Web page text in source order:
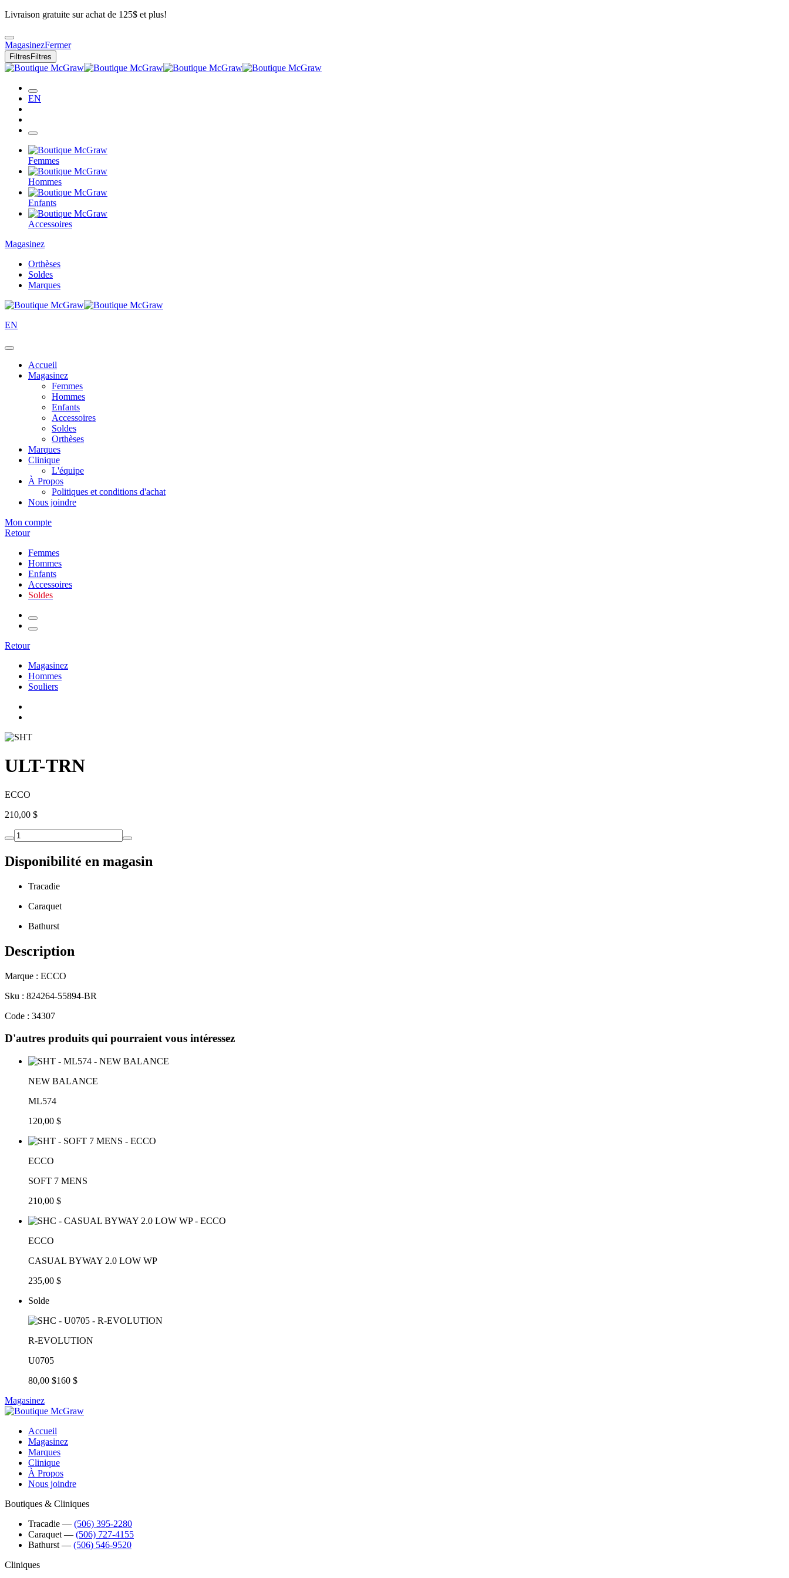
Livraison gratuite sur achat de 125$ et plus!
MagasinezFermer
Filtres Filtres
EN
Femmes
Hommes
Enfants
Accessoires
Magasinez
Orthèses
Soldes
Marques
EN
Accueil
Magasinez
Femmes
Hommes
Enfants
Accessoires
Soldes
Orthèses
Marques
Clinique
L'équipe
À Propos
Politiques et conditions d'achat
Nous joindre
Mon compte
Retour
Femmes
Hommes
Enfants
Accessoires
Soldes
Retour
Magasinez
Hommes
Souliers
ULT-TRN
ECCO
210,00 $
Disponibilité en magasin
Tracadie
Caraquet
Bathurst
Description
Marque : ECCO
Sku : 824264-55894-BR
Code : 34307
D'autres produits qui pourraient vous intéressez
NEW BALANCE
ML574
120,00 $
ECCO
SOFT 7 MENS
210,00 $
ECCO
CASUAL BYWAY 2.0 LOW WP
235,00 $
Solde
R-EVOLUTION
U0705
80,00 $160 $
Magasinez
Accueil
Magasinez
Marques
Clinique
À Propos
Nous joindre
Boutiques & Cliniques
Tracadie ― (506) 395-2280
Caraquet ― (506) 727-4155
Bathurst ― (506) 546-9520
Cliniques